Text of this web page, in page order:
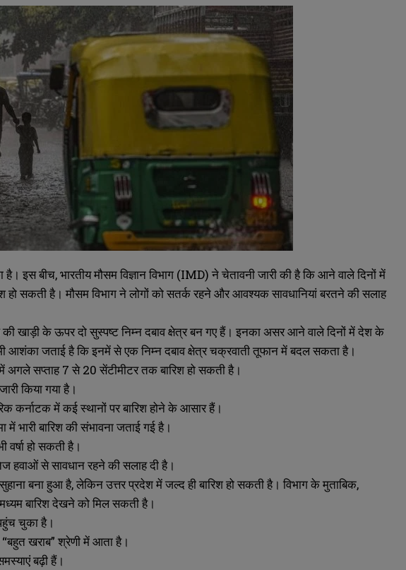
इस बीच, भारतीय मौसम विज्ञान विभाग (IMD) ने चेतावनी जारी की है कि आने वाले दिनों में
हो सकती है। मौसम विभाग ने लोगों को सतर्क रहने और आवश्यक सावधानियां बरतने की सलाह
की खाड़ी के ऊपर दो सुस्पष्ट निम्न दबाव क्षेत्र बन गए हैं। इनका असर आने वाले दिनों में देश के
भी आशंका जताई है कि इनमें से एक निम्न दबाव क्षेत्र चक्रवाती तूफान में बदल सकता है।
में अगले सप्ताह 7 से 20 सेंटीमीटर तक बारिश हो सकती है।
किया गया है।
कर्नाटक में कई स्थानों पर बारिश होने के आसार हैं।
बारिश की संभावना जताई गई है।
हो सकती है।
हवाओं से सावधान रहने की सलाह दी है।
बना हुआ है, लेकिन उत्तर प्रदेश में जल्द ही बारिश हो सकती है। विभाग के मुताबिक,
बारिश देखने को मिल सकती है।
चुका है।
“बहुत खराब” श्रेणी में आता है।
बढ़ी हैं।